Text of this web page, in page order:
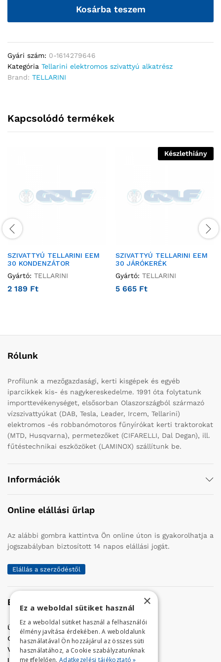
Kosárba teszem
Gyári szám: 0-1614279646
Kategória Tellarini elektromos szivattyú alkatrész
Brand: TELLARINI
Kapcsolódó termékek
SZIVATTYÚ TELLARINI EEM
30 KONDENZÁTOR
Gyártó: TELLARINI
2 189 Ft
Készlethiány
SZIVATTYÚ TELLARINI EEM
30 JÁRÓKERÉK
Gyártó: TELLARINI
5 665 Ft
Rólunk
Profilunk a mezőgazdasági, kerti kisgépek és egyéb
iparcikkek kis- és nagykereskedelme. 1991 óta folytatunk
importtevékenységet, elsősorban Olaszországból származó
vízszivattyúkat (DAB, Tesla, Leader, Ircem, Tellarini)
elektromos -és robbanómotoros fűnyírókat kerti traktorokat
(MTD, Husqvarna), permetezőket (CIFARELLI, Dal Degan), ill.
fűtéstechnikai eszközöket (LAMINOX) szállítunk be.
Információk
Online elállási űrlap
Az alábbi gombra kattintva Ön online úton is gyakorolhatja a
jogszabályban biztosított 14 napos elállási jogát.
Elállás a szerződéstől
Elérhetőség
Üzletünk címe:
Szolnok, Vércse út 17.
Golf Center Áruház:06 (56) 423-324
VÁR-Kert Áruház: 06 (56) 429-771
Iroda:06 (56) 421-857
×
Ez a weboldal sütiket használ
Ez a weboldal sütiket használ a felhasználói
élmény javítása érdekében. A weboldalunk
használatával Ön hozzájárul az összes süti
használatához, a Cookie szabályzatunknak
megfelelően. Adatkezelési tájékoztató »